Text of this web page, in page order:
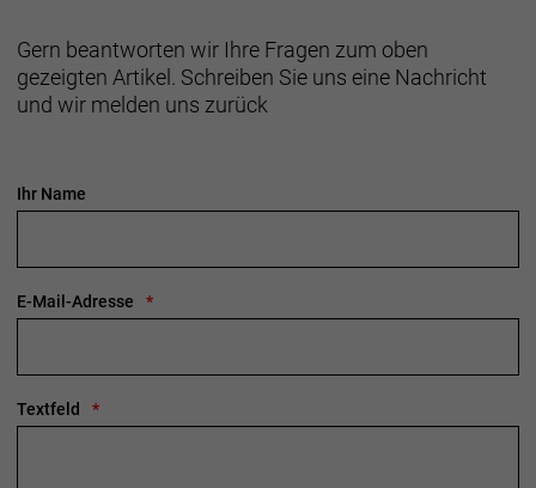
Gern beantworten wir Ihre Fragen zum oben
gezeigten Artikel. Schreiben Sie uns eine Nachricht
und wir melden uns zurück
Ihr Name
E-Mail-Adresse
Textfeld